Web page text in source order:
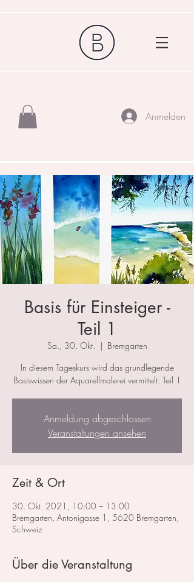
Anmelden
Basis für Einsteiger -
Teil 1
Sa., 30. Okt.
  |
Bremgarten
In diesem Tageskurs wird das grundlegende
Basiswissen der Aquarellmalerei vermittelt. Teil 1
Anmeldung abgeschlossen
Veranstaltungen ansehen
Zeit & Ort
30. Okt. 2021, 10:00 – 13:00
Bremgarten, Antonigasse 1, 5620 Bremgarten,
Schweiz
Über die Veranstaltung